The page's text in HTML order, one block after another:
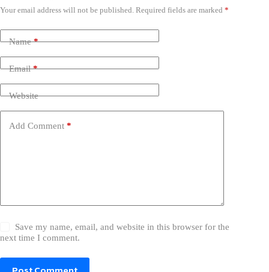
Your email address will not be published. Required fields are marked *
Name*
Email*
Website
Add Comment *
Save my name, email, and website in this browser for the
next time I comment.